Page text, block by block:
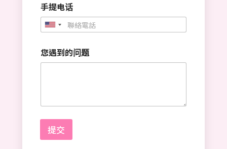
手提电话
U
i
t
S
t
a
t
您遇到的问题
提交